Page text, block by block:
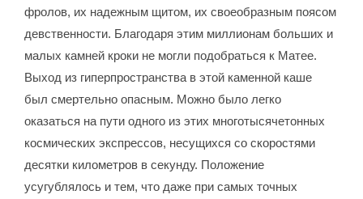
фролов, их надежным щитом, их своеобразным поясом
девственности. Благодаря этим миллионам больших и
малых камней кроки не могли подобраться к Матее.
Выход из гиперпространства в этой каменной каше
был смертельно опасным. Можно было легко
оказаться на пути одного из этих многотысячетонных
космических экспрессов, несущихся со скоростями
десятки километров в секунду. Положение
усугублялось и тем, что даже при самых точных